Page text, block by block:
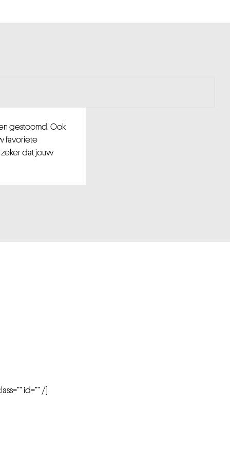
gestoomd. Ook
favoriete
dat jouw
id=”” /]